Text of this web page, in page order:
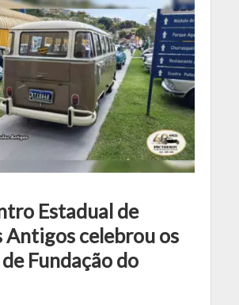
Estadual de
Antigos celebrou os
Fundação do